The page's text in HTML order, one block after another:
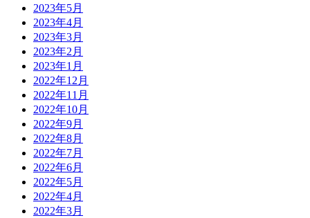
2023年5月
2023年4月
2023年3月
2023年2月
2023年1月
2022年12月
2022年11月
2022年10月
2022年9月
2022年8月
2022年7月
2022年6月
2022年5月
2022年4月
2022年3月